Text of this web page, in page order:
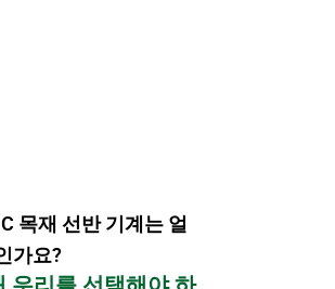
목재 선반 기계는 얼
가요?